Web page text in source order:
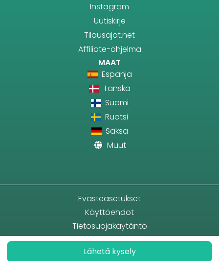
Lähetä kysely
Instagram
Uutiskirje
Tilausajot.net
Affiliate-ohjelma
MAAT
Espanja
Tanska
Suomi
Ruotsi
Saksa
Muut
Evästeasetukset
Käyttöehdot
Tietosuojakäytäntö